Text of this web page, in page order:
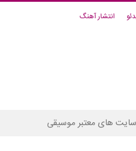
انتشار آهنگ
های معتبر موسیقی